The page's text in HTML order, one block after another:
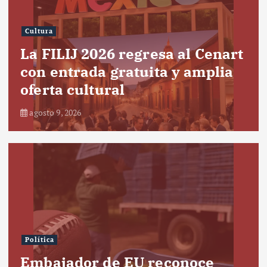
Cultura
La FILIJ 2026 regresa al Cenart
con entrada gratuita y amplia
oferta cultural
agosto 9, 2026
Política
Embajador de EU reconoce